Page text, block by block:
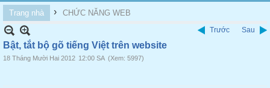
Trang nhà › CHỨC NĂNG WEB
Trước Sau
Bật, tắt bộ gõ tiếng Việt trên website
18 Tháng Mười Hai 2012 12:00 SA (Xem: 5997)